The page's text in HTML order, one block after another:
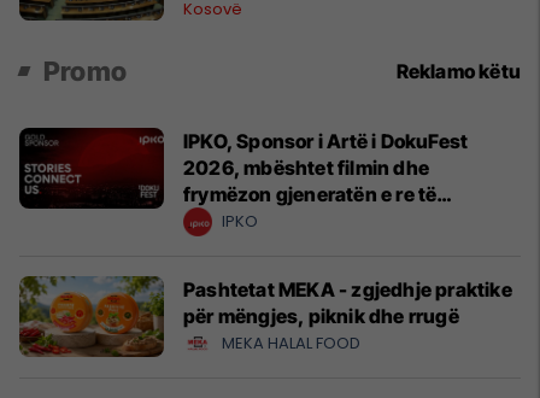
Kosovë
Promo Reklamo këtu
IPKO, Sponsor i Artë i DokuFest
2026, mbështet filmin dhe
frymëzon gjeneratën e re të
krijuesve
IPKO
Pashtetat MEKA - zgjedhje praktike
për mëngjes, piknik dhe rrugë
MEKA HALAL FOOD